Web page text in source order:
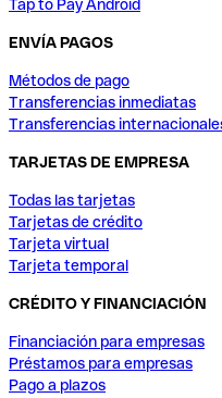
Tap to Pay Android
ENVÍA PAGOS
Métodos de pago
Transferencias inmediatas
Transferencias
TARJETAS DE EMPRESA
Todas las tarjetas
Tarjetas de crédito
Tarjeta virtual
Tarjeta temporal
CRÉDITO Y FINANCIACIÓN
Financiación para empresas
Préstamos para empresas
Pago a plazos